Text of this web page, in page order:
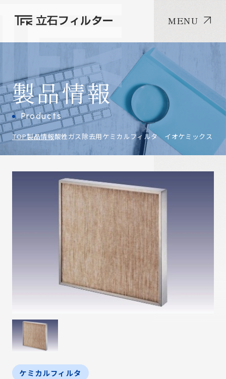
MENU
製品情報
Products
TOP製品情報酸性ガス除去用ケミカルフィルタ イオケミックス
ケミカルフィルタ